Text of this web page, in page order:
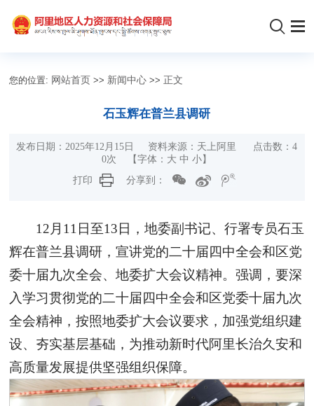
您的位置: 网站首页 >> 新闻中心 >> 正文
石玉辉在普兰县调研
发布日期：2025年12月15日 资料来源：天上阿里 点击数：4
0次 【字体： 大 中 小 】
打印
分享到：
12月11日至13日，地委副书记、行署专员石玉
辉在普兰县调研，宣讲党的二十届四中全会和区党
委十届九次全会、地委扩大会议精神。强调，要深
入学习贯彻党的二十届四中全会和区党委十届九次
全会精神，按照地委扩大会议要求，加强党组织建
设、夯实基层基础，为推动新时代阿里长治久安和
高质量发展提供坚强组织保障。